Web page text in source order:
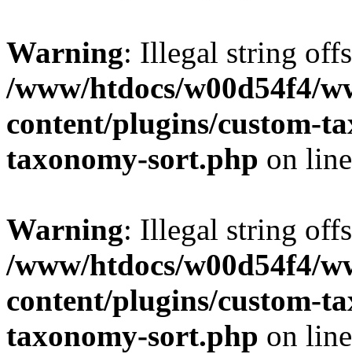
Warning: Illegal string
/www/htdocs/w00d54f4/
content/plugins/custom-
taxonomy-sort.php on
Warning: Illegal string
/www/htdocs/w00d54f4/
content/plugins/custom-
taxonomy-sort.php on